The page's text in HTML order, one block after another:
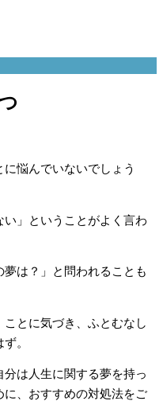
に悩んでいないでしょう
い」ということがよく言わ
は？」と問われることも
とに気づき、ふとむなし
。
は人生に関する夢を持っ
、おすすめの対処法をご